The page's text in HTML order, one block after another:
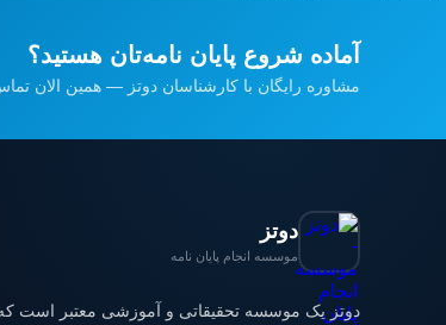
آماده شروع پایان نامه‌تان هستید؟
مشاوره رایگان با کارشناسان دوتز — همین الان
دوتز
موسسه انجام پایان نامه
دوتز یک موسسه تحقیقاتی و آموزشی معتبر است